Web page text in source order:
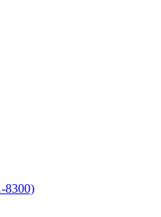
8300)